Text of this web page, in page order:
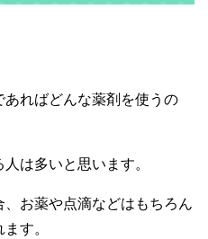
あればどんな薬剤を使うの
は多いと思います。
お薬や点滴などはもちろん
す。